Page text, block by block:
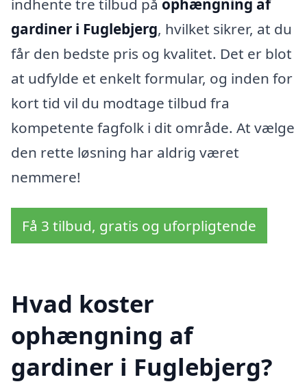
indhente tre tilbud på ophængning af
gardiner i Fuglebjerg, hvilket sikrer, at du
får den bedste pris og kvalitet. Det er blot
at udfylde et enkelt formular, og inden for
kort tid vil du modtage tilbud fra
kompetente fagfolk i dit område. At vælge
den rette løsning har aldrig været
nemmere!
Få 3 tilbud, gratis og uforpligtende
Hvad koster
ophængning af
gardiner i Fuglebjerg?